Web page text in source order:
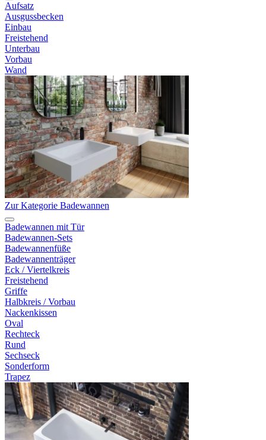
Aufsatz
Ausgussbecken
Einbau
Freistehend
Unterbau
Vorbau
Wand
Zur Kategorie Badewannen
Badewannen mit Tür
Badewannen-Sets
Badewannenfüße
Badewannenträger
Eck / Viertelkreis
Freistehend
Griffe
Halbkreis / Vorbau
Nackenkissen
Oval
Rechteck
Rund
Sechseck
Sonderform
Trapez